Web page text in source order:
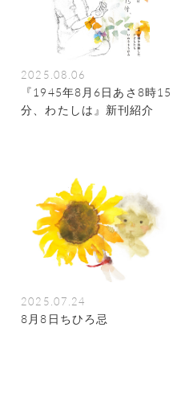
2025.08.06
『1945年8月6日あさ8時15
分、わたしは』新刊紹介
2025.07.24
8月8日ちひろ忌